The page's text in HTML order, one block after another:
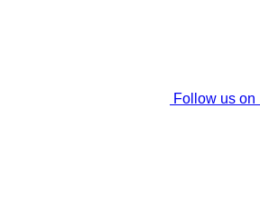
Follow us on